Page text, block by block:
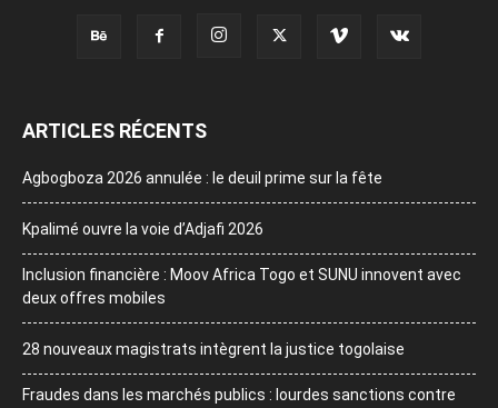
ARTICLES RÉCENTS
Agbogboza 2026 annulée : le deuil prime sur la fête
Kpalimé ouvre la voie d’Adjafi 2026
Inclusion financière : Moov Africa Togo et SUNU innovent avec
deux offres mobiles
28 nouveaux magistrats intègrent la justice togolaise
Fraudes dans les marchés publics : lourdes sanctions contre